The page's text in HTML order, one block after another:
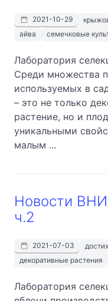
2021-10-29
айва
семечковые
Лаборатория
Среди множества
используемых в
– это не только
растение, но и
уникальными
малым ...
Новости
ч.2
2021-07-03
декоративные растения
Лаборатория